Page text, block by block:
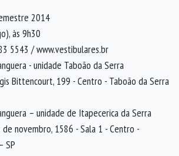
2014
às 9h30
5543 / www.vestibulares.br
- unidade Taboão da Serra
Bittencourt, 199 - Centro - Taboão da Serra
– unidade de Itapecerica da Serra
de novembro, 1586 - Sala 1 - Centro -
SP